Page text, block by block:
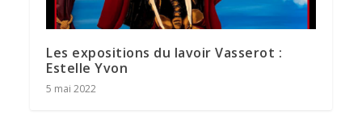
Les expositions du lavoir Vasserot :
Estelle Yvon
5 mai 2022